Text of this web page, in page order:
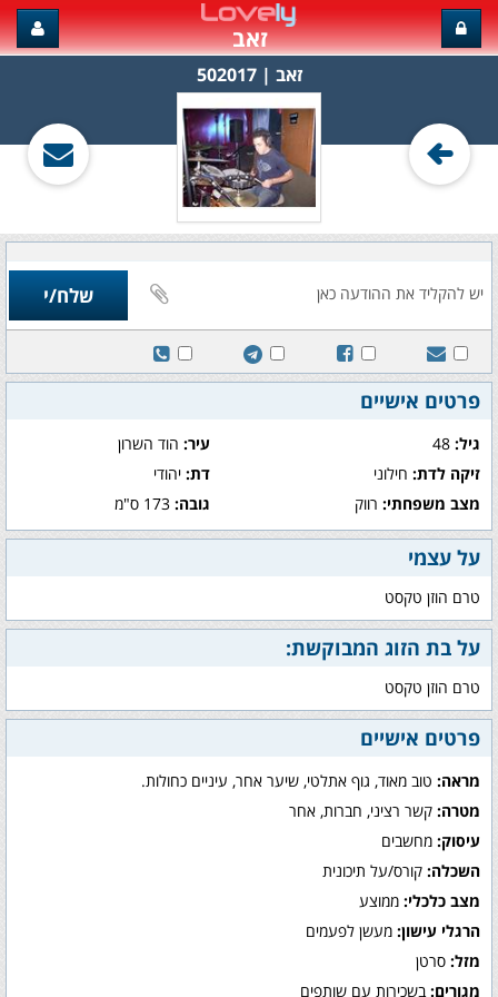
זאב
זאב‏ | 502017
פרטים אישיים
גיל: עיר:הוד השרון
זיקה לדת: חילוני דת:יהודי
מצב משפחתי: רווק גובה:173 ס"מ
על עצמי
טרם הוזן טקסט
על בת הזוג המבוקשת:
טרם הוזן טקסט
פרטים אישיים
מראה: טוב מאוד, גוף אתלטי, שיער אחר, עיניים כחולות.
מטרה: קשר רציני, חברות, אחר
עיסוק: מחשבים
השכלה: קורס/על תיכונית
מצב כלכלי: ממוצע
הרגלי עישון: מעשן לפעמים
מזל: סרטן
מגורים: בשכירות עם שותפים